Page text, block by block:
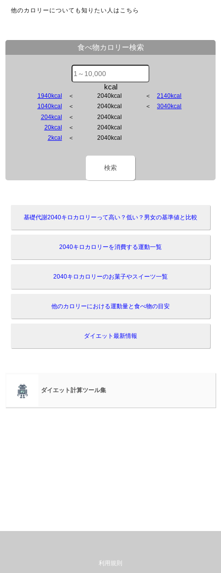
他のカロリーについても知りたい人はこちら
食べ物カロリー検索
kcal
1940kcal ＜ 2040kcal ＜2140kcal
1040kcal
＜ 2040kcal ＜3040kcal
204kcal ＜
2040kcal
20kcal
＜
2040kcal
2kcal
＜ 2040kcal
検索
基礎代謝2040キロカロリーって高い？低い？男女の基準値と比較
2040キロカロリーを消費する運動一覧
2040キロカロリーのお菓子やスイーツ一覧
他のカロリーにおける運動量と食べ物の目安
ダイエット最新情報
ダイエット計算ツール集
利用規則